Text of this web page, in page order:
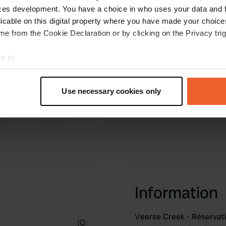
development. You have a choice in who uses your data and
on this digital property where you have made your
from the Cookie Declaration or by clicking on the Privacy
to:
geographical location which can be accurate to within
personal data is processed and set your preferences in the
Use necessary cookies only
qu'un lave-linge et le Wi-Fi. Le terrain est plat et
herbeux. L'accès est possible pour les camping-
cars jusqu'à 8 mètres de long. Nous avons payé
Information
Veerse Creek -